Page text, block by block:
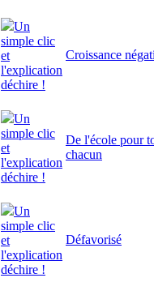
Un
simple clic
et
l'explication
déchire !
Croissance
Un
simple clic
et
l'explication
déchire !
De l'école pour
chacun
Un
simple clic
et
l'explication
déchire !
Défavorisé